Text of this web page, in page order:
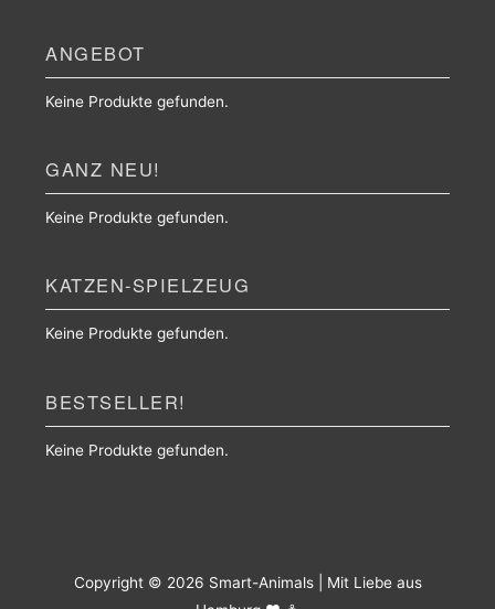
ANGEBOT
Keine Produkte gefunden.
GANZ NEU!
Keine Produkte gefunden.
KATZEN-SPIELZEUG
Keine Produkte gefunden.
BESTSELLER!
Keine Produkte gefunden.
Copyright © 2026 Smart-Animals| Mit Liebe aus